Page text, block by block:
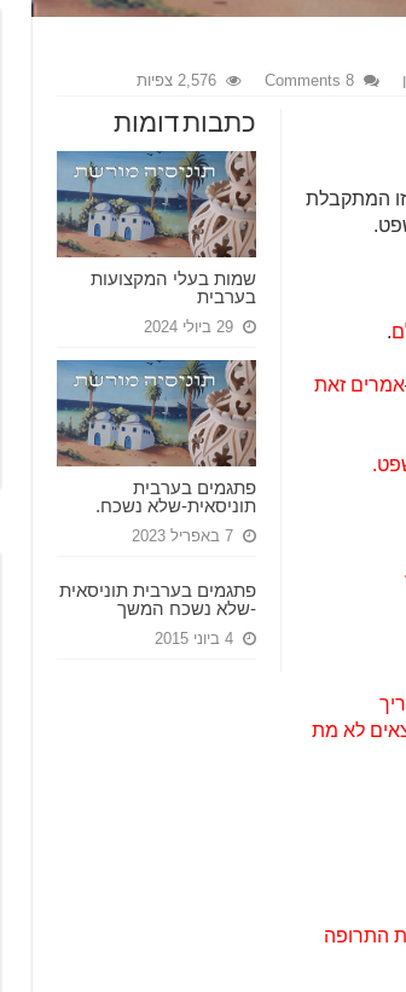
8 Comments 2,576 צפיות
כתבות דומות
שמות בעלי המקצועות
בערבית
29 ביולי 2024
פתגמים בערבית
תוניסאית-שלא נשכח.
7 באפריל 2023
פתגמים בערבית תוניסאית
-שלא נשכח המשך
4 ביוני 2015
המתקבלת
.
אמרים זאת
לא מת
התרופה